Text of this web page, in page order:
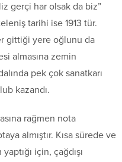
gerçi har olsak da biz”
tarihi ise 1913 tür.
gittiği yere oğlunu da
almasına zemin
pek çok sanatkarı
kazandı.
rağmen nota
almıştır. Kısa sürede ve
için, çağdışı